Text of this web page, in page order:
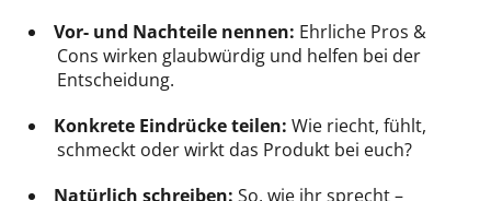
Vor- und Nachteile nennen: Ehrliche Pros &
Cons wirken glaubwürdig und helfen bei der
Entscheidung.
Konkrete Eindrücke teilen: Wie riecht, fühlt,
schmeckt oder wirkt das Produkt bei euch?
Natürlich schreiben: So, wie ihr sprecht –